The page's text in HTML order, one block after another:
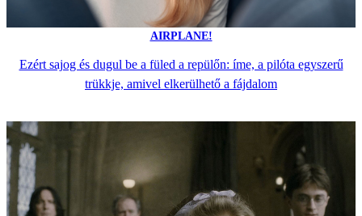
AIRPLANE!
Ezért sajog és dugul be a füled a repülőn: íme, a pilóta egyszerű
trükkje, amivel elkerülhető a fájdalom